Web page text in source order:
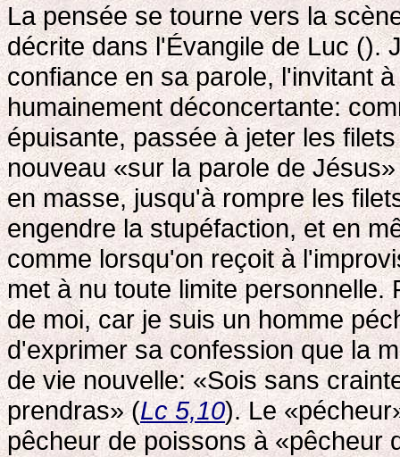
La pensée se tourne vers la
décrite dans l'Évangile de Luc ().
confiance en sa parole, l'invitant
humainement déconcertante:
épuisante, passée à jeter les
nouveau «sur la parole de
en masse, jusqu'à rompre les
engendre la stupéfaction, et en
comme lorsqu'on reçoit à
met à nu toute limite personnelle.
de moi, car je suis un homme
d'exprimer sa confession que la
de vie nouvelle: «Sois sans
prendras» (Lc 5,10). Le
pêcheur de poissons à «pêcheur